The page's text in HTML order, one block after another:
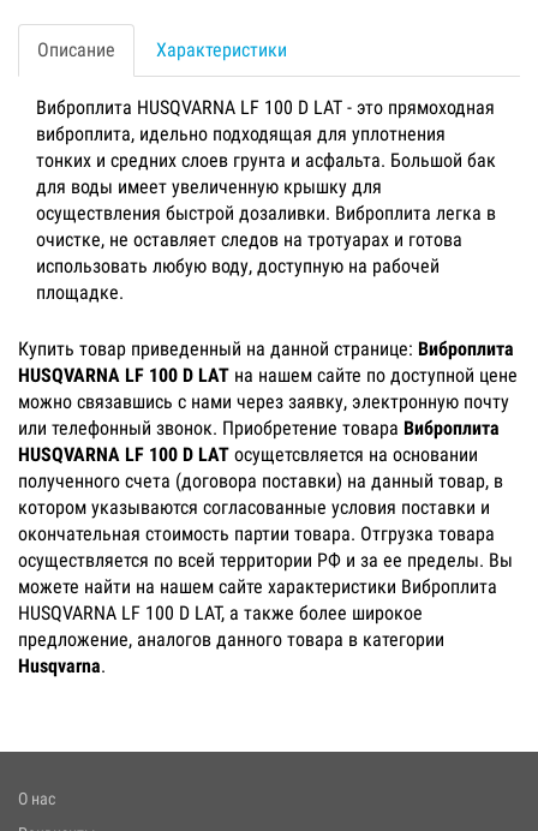
Описание Характеристики
Виброплита HUSQVARNA LF 100 D LAT - это прямоходная
виброплита, идельно подходящая для уплотнения
тонких и средних слоев грунта и асфальта. Большой бак
для воды имеет увеличенную крышку для
осуществления быстрой дозаливки. Виброплита легка в
очистке, не оставляет следов на тротуарах и готова
использовать любую воду, доступную на рабочей
площадке.
Купить товар приведенный на данной странице: Виброплита
HUSQVARNA LF 100 D LAT на нашем сайте по доступной цене
можно связавшись с нами через заявку, электронную почту
или телефонный звонок. Приобретение товара Виброплита
HUSQVARNA LF 100 D LAT осущетсвляется на основании
полученного счета (договора поставки) на данный товар, в
котором указываются согласованные условия поставки и
окончательная стоимость партии товара. Отгрузка товара
осуществляется по всей территории РФ и за ее пределы. Вы
можете найти на нашем сайте характеристики Виброплита
HUSQVARNA LF 100 D LAT, а также более широкое
предложение, аналогов данного товара в категории
Husqvarna.
О нас